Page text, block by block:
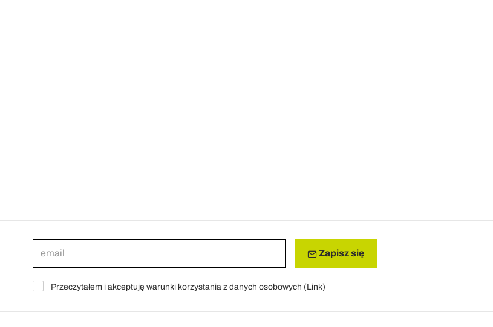
Zapisz się
Przeczytałem i akceptuję warunki korzystania z danych osobowych (Link)